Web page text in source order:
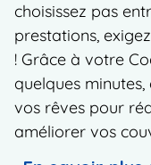
choisissez pas
prestations,
! Grâce à votre
quelques
vos rêves pour
améliorer vos